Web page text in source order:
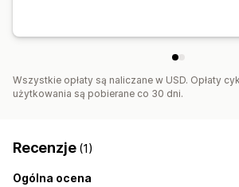
Ostateczny termin wysyłki
Wszystkie opłaty są naliczane w USD. Opłaty
użytkowania są pobierane co 30 dni.
Recenzje (1)
Ogólna ocena